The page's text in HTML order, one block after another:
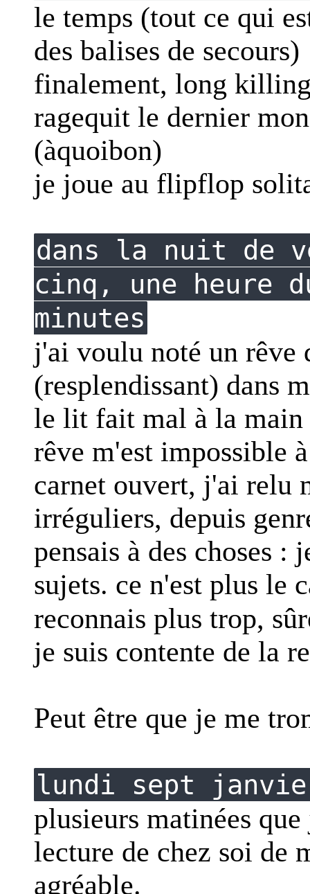
le temps (tout ce qui
des balises de secours)
finalement, long
ragequit le dernier
(àquoibon)
je joue au flipflop
dans la nuit de
cinq, une heure
minutes
j'ai voulu noté un rêve
(resplendissant) dans
le lit fait mal à la main
rêve m'est impossible
carnet ouvert, j'ai relu
irréguliers, depuis
pensais à des choses
sujets. ce n'est plus le
reconnais plus trop,
je suis contente de la
Peut être que je me
lundi sept
plusieurs matinées
lecture de chez soi de
agréable.